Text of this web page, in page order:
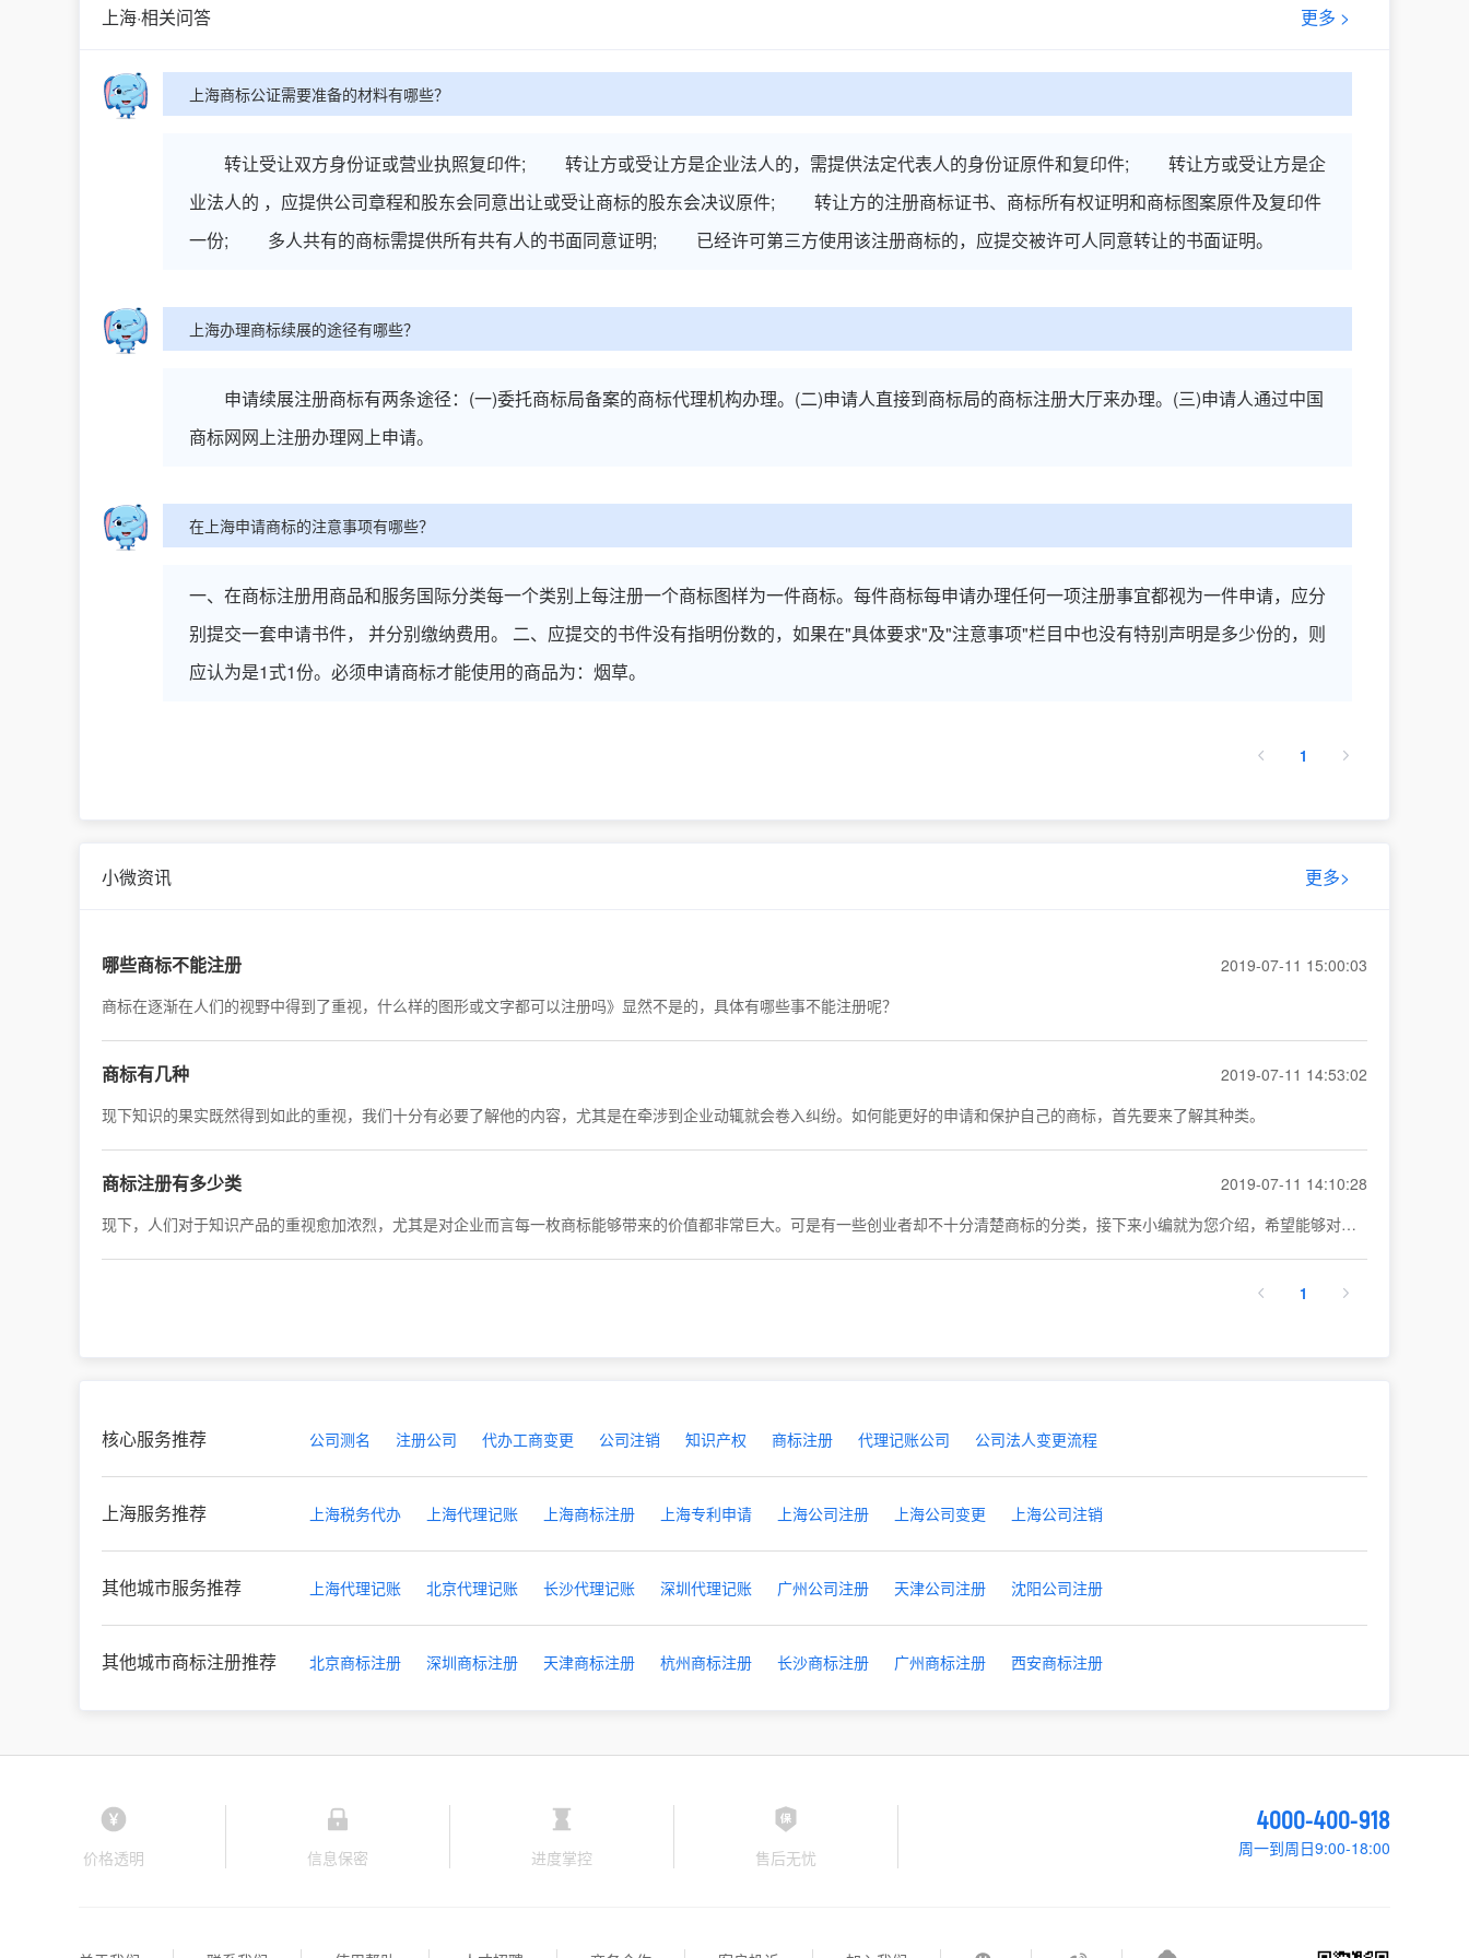
上海·相关问答 更多 >
上海商标公证需要准备的材料有哪些？
转让受让双方身份证或营业执照复印件; 转让方或受让方是企业法人的，需提供法定代表人的身份证原件和复印件; 转让方或受让方是企
业法人的 ，应提供公司章程和股东会同意出让或受让商标的股东会决议原件; 转让方的注册商标证书、商标所有权证明和商标图案原件及复印件
一份; 多人共有的商标需提供所有共有人的书面同意证明; 已经许可第三方使用该注册商标的，应提交被许可人同意转让的书面证明。
上海办理商标续展的途径有哪些？
申请续展注册商标有两条途径：(一)委托商标局备案的商标代理机构办理。(二)申请人直接到商标局的商标注册大厅来办理。(三)申请人通过中国
商标网网上注册办理网上申请。
在上海申请商标的注意事项有哪些？
一、在商标注册用商品和服务国际分类每一个类别上每注册一个商标图样为一件商标。每件商标每申请办理任何一项注册事宜都视为一件申请，应分
别提交一套申请书件， 并分别缴纳费用。 二、应提交的书件没有指明份数的，如果在"具体要求"及"注意事项"栏目中也没有特别声明是多少份的，则
应认为是1式1份。必须申请商标才能使用的商品为：烟草。
1
小微资讯 更多>
哪些商标不能注册
2019-07-11 15:00:03
商标在逐渐在人们的视野中得到了重视，什么样的图形或文字都可以注册吗》显然不是的，具体有哪些事不能注册呢？
商标有几种
2019-07-11 14:53:02
现下知识的果实既然得到如此的重视，我们十分有必要了解他的内容，尤其是在牵涉到企业动辄就会卷入纠纷。如何能更好的申请和保护自己的商标，首先要来了解其种类。
商标注册有多少类
2019-07-11 14:10:28
现下，人们对于知识产品的重视愈加浓烈，尤其是对企业而言每一枚商标能够带来的价值都非常巨大。可是有一些创业者却不十分清楚商标的分类，接下来小编就为您介绍，希望能够对您有所帮助。
1
核心服务推荐 公司测名 注册公司 代办工商变更 公司注销 知识产权 商标注册 代理记账公司 公司法人变更流程
上海服务推荐 上海税务代办 上海代理记账 上海商标注册 上海专利申请 上海公司注册 上海公司变更 上海公司注销
其他城市服务推荐 上海代理记账 北京代理记账 长沙代理记账 深圳代理记账 广州公司注册 天津公司注册 沈阳公司注册
其他城市商标注册推荐 北京商标注册 深圳商标注册 天津商标注册 杭州商标注册 长沙商标注册 广州商标注册 西安商标注册
价格透明 信息保密 进度掌控 售后无忧
4000-400-918
周一到周日9:00-18:00